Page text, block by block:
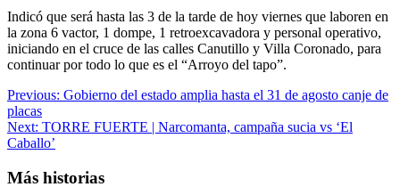
Indicó que será hasta las 3 de la tarde de hoy viernes que laboren en
la zona 6 vactor, 1 dompe, 1 retroexcavadora y personal operativo,
iniciando en el cruce de las calles Canutillo y Villa Coronado, para
continuar por todo lo que es el “Arroyo del tapo”.
Navegación
de
entradas
Previous: Gobierno del estado amplia hasta el 31 de agosto canje de
placas
Next: TORRE FUERTE | Narcomanta, campaña sucia vs ‘El
Caballo’
Más historias